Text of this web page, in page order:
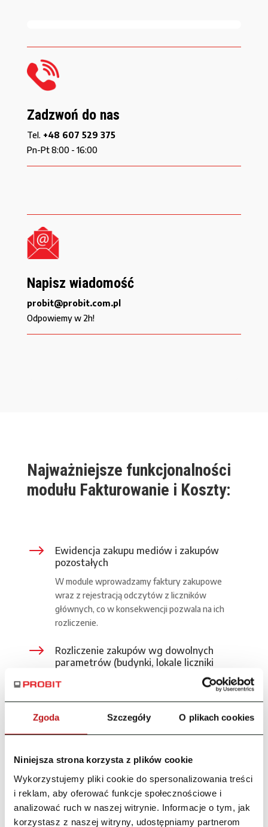
Zgoda Szczegóły O plikach cookies
Niniejsza strona korzysta z plików cookie
Wykorzystujemy pliki cookie do spersonalizowania treści
i reklam, aby oferować funkcje społecznościowe i
analizować ruch w naszej witrynie. Informacje o tym, jak
korzystasz z naszej witryny, udostępniamy partnerom
Zadzwoń do nas
Tel. +48 607 529 375
Pn-Pt 8:00 - 16:00
Napisz wiadomość
probit@probit.com.pl
Odpowiemy w 2h!
Najważniejsze funkcjonalności
modułu Fakturowanie i Koszty:
$
Ewidencja zakupu mediów i zakupów
pozostałych
W module wprowadzamy faktury zakupowe
wraz z rejestracją odczytów z liczników
głównych, co w konsekwencji pozwala na ich
rozliczenie.
$
Rozliczenie zakupów wg dowolnych
parametrów (budynki, lokale liczniki
kluczy podziału na różne miejsca powstawania
kosztów.
$
Rozliczanie mediów wg zdefiniowanych
kryteriów
System pozwala na rozliczanie kosztów mediów
wg wybranych przez operatora kluczy. W
module dostępne są różne modele rozliczeniowe,